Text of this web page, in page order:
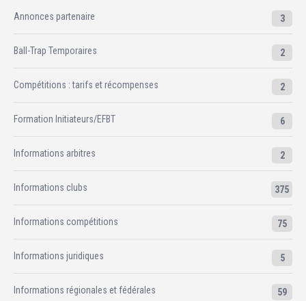
Annonces partenaire 3
Ball-Trap Temporaires 2
Compétitions : tarifs et récompenses 2
Formation Initiateurs/EFBT 6
Informations arbitres 2
Informations clubs 375
Informations compétitions 75
Informations juridiques 5
Informations régionales et fédérales 59